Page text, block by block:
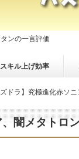
ンの一言評価
スキル上げ効率
ズドラ】究極進化赤ソ
闇メタトロ